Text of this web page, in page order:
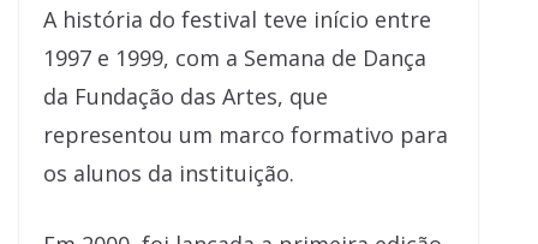
A história do festival teve início entre
1997 e 1999, com a Semana de Dança
da Fundação das Artes, que
representou um marco formativo para
os alunos da instituição.